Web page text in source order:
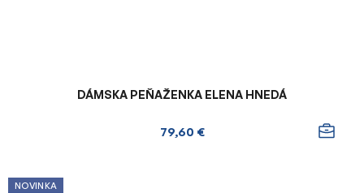
DÁMSKA PEŇAŽENKA ELENA HNEDÁ
79,60 €
NOVINKA